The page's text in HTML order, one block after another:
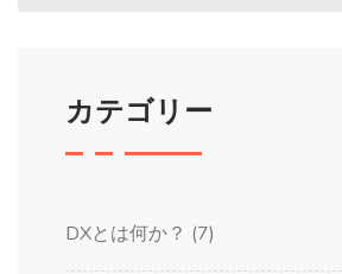
カテゴリー
DXとは何か？ (7)